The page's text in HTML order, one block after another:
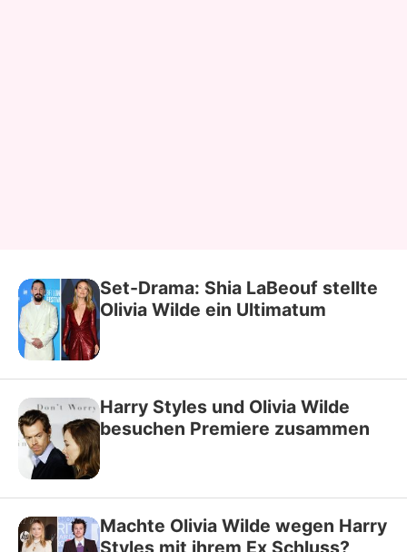
Set-Drama: Shia LaBeouf stellte
Olivia Wilde ein Ultimatum
Harry Styles und Olivia Wilde
besuchen Premiere zusammen
Machte Olivia Wilde wegen Harry
Styles mit ihrem Ex Schluss?